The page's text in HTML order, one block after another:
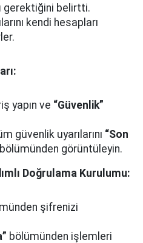
gerektiğini belirtti.
kendi hesapları
yapın ve “Güvenlik”
güvenlik uyarılarını “Son
bölümünden görüntüleyin.
Doğrulama Kurulumu:
şifrenizi
bölümünden işlemleri